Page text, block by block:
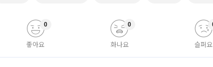
좋아요
0
화나요
0
슬퍼요